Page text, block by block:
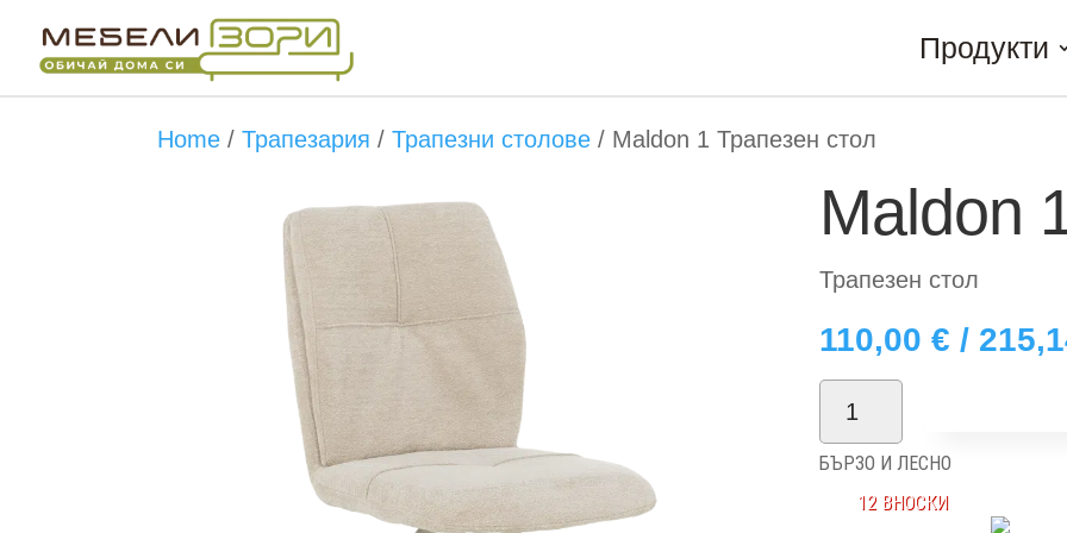
Продукти
Бърза поръчка
Home / Трапезария / Трапезни столове / Maldon 1 Трапезен стол
Maldon
Трапезен стол
110,00€ /
количество
за
БЪРЗО И ЛЕСНО
12 ВНОСКИ